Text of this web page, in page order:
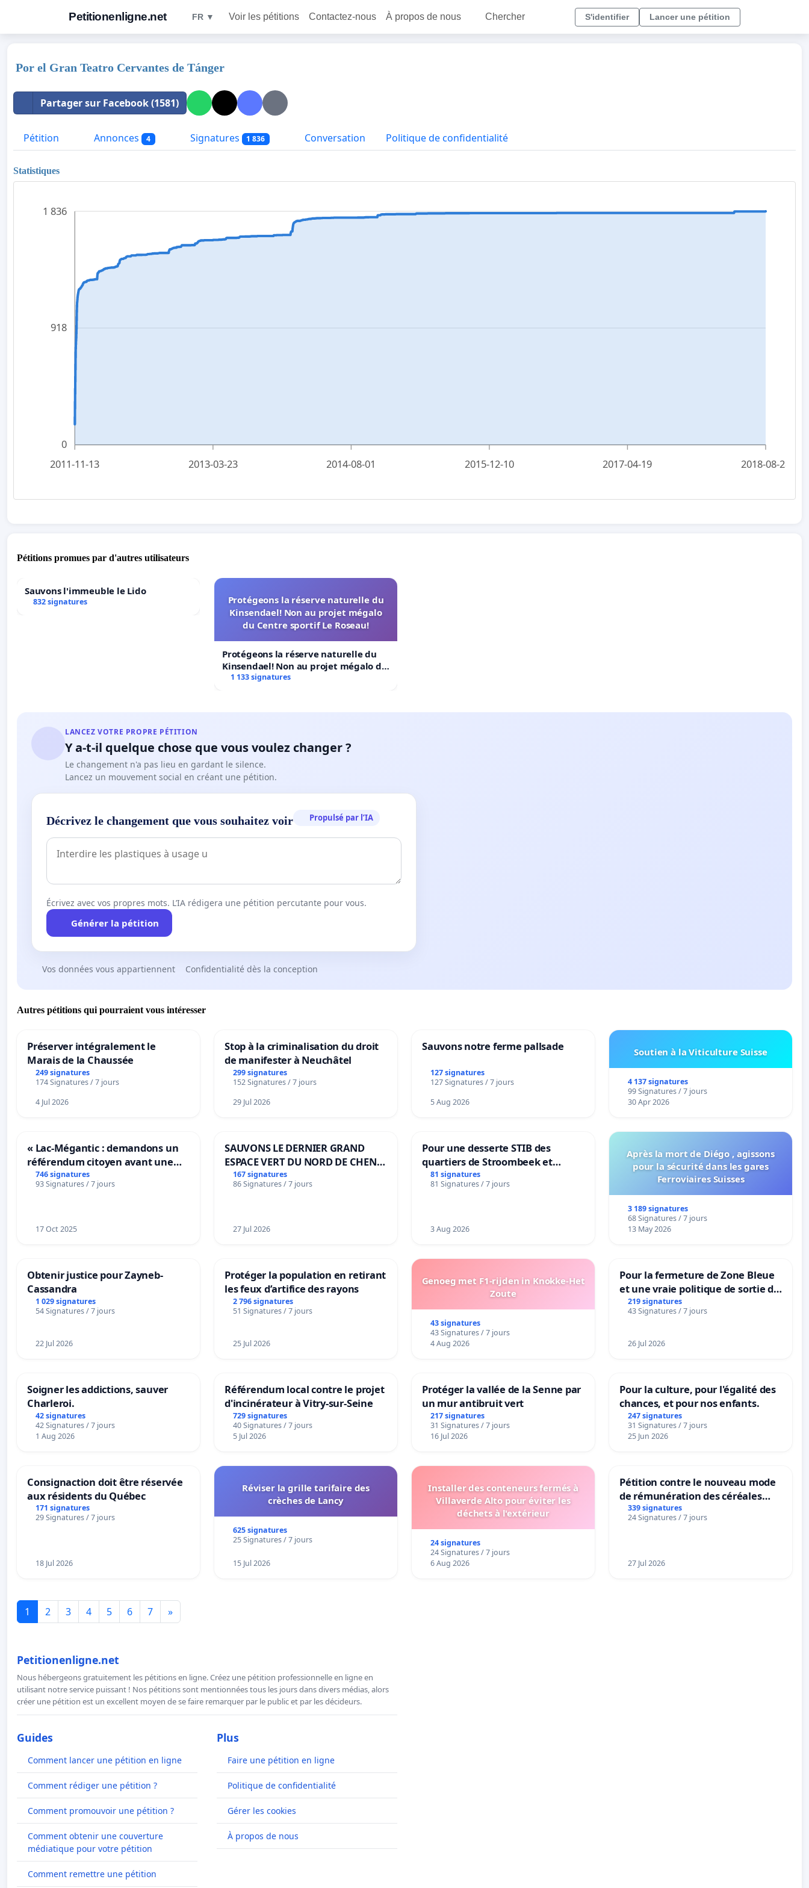
Petitionenligne.net FR ▼ Voir les pétitions Contactez-nous À propos de nous Chercher S'identifier Lancer une pétition
Por el Gran Teatro Cervantes de Tánger
Partager sur Facebook (1581)
Pétition Annonces 4 Signatures 1 836 Conversation Politique de confidentialité
Statistiques
0
918
1 836
2011-11-13 2013-03-23 2014-08-01 2015-12-10 2017-04-19 2018-08-28
Pétitions promues par d'autres utilisateurs
Sauvons l'immeuble le Lido
832 signatures
Protégeons la réserve naturelle du
Kinsendael! Non au projet mégalo
du Centre sportif Le Roseau!
Protégeons la réserve naturelle du
Kinsendael! Non au projet mégalo du
Centre sportif Le Roseau!
1 133 signatures
LANCEZ VOTRE PROPRE PÉTITION
Y a-t-il quelque chose que vous voulez changer ?
Le changement n'a pas lieu en gardant le silence.
Lancez un mouvement social en créant une pétition.
Décrivez le changement que vous souhaitez voir Propulsé par l’IA
Écrivez avec vos propres mots. L’IA rédigera une pétition percutante pour vous.
Générer la pétition
Vos données vous appartiennent Confidentialité dès la conception
Autres pétitions qui pourraient vous intéresser
Préserver intégralement le
Marais de la Chaussée
249 signatures
174 Signatures / 7 jours
4 Jul 2026
Stop à la criminalisation du droit
de manifester à Neuchâtel
299 signatures
152 Signatures / 7 jours
29 Jul 2026
Sauvons notre ferme pallsade
127 signatures
127 Signatures / 7 jours
5 Aug 2026
Soutien à la Viticulture Suisse
4 137 signatures
99 Signatures / 7 jours
30 Apr 2026
« Lac-Mégantic : demandons un
référendum citoyen avant une
transformation irréversible de
notre territoire »
746 signatures
93 Signatures / 7 jours
17 Oct 2025
SAUVONS LE DERNIER GRAND
ESPACE VERT DU NORD DE CHENE-
BOUGERIES
167 signatures
86 Signatures / 7 jours
27 Jul 2026
Pour une desserte STIB des
quartiers de Stroombeek et
Beauval - Voor een MIVB-
bediening van de wijken
81 signatures
81 Signatures / 7 jours
3 Aug 2026
Après la mort de Diégo , agissons
pour la sécurité dans les gares
Ferroviaires Suisses
3 189 signatures
68 Signatures / 7 jours
13 May 2026
Obtenir justice pour Zayneb-
Cassandra
1 029 signatures
54 Signatures / 7 jours
22 Jul 2026
Protéger la population en retirant
les feux d’artifice des rayons
2 796 signatures
51 Signatures / 7 jours
25 Jul 2026
Genoeg met F1-rijden in Knokke-Het
Zoute
43 signatures
43 Signatures / 7 jours
4 Aug 2026
Pour la fermeture de Zone Bleue
et une vraie politique de sortie de
la dépendance
219 signatures
43 Signatures / 7 jours
26 Jul 2026
Soigner les addictions, sauver
Charleroi.
42 signatures
42 Signatures / 7 jours
1 Aug 2026
Référendum local contre le projet
d'incinérateur à Vitry-sur-Seine
729 signatures
40 Signatures / 7 jours
5 Jul 2026
Protéger la vallée de la Senne par
un mur antibruit vert
217 signatures
31 Signatures / 7 jours
16 Jul 2026
Pour la culture, pour l'égalité des
chances, et pour nos enfants.
247 signatures
31 Signatures / 7 jours
25 Jun 2026
Consignaction doit être réservée
aux résidents du Québec
171 signatures
29 Signatures / 7 jours
18 Jul 2026
Réviser la grille tarifaire des
crèches de Lancy
625 signatures
25 Signatures / 7 jours
15 Jul 2026
Installer des conteneurs fermés à
Villaverde Alto pour éviter les
déchets à l'extérieur
24 signatures
24 Signatures / 7 jours
6 Aug 2026
Pétition contre le nouveau mode
de rémunération des céréales
panifiables de Swiss granum basé
sur la teneur en protéines
339 signatures
24 Signatures / 7 jours
27 Jul 2026
1 2 3 4 5 6 7 »
Petitionenligne.net
Nous hébergeons gratuitement les pétitions en ligne. Créez une pétition professionnelle en ligne en
utilisant notre service puissant ! Nos pétitions sont mentionnées tous les jours dans divers médias, alors
créer une pétition est un excellent moyen de se faire remarquer par le public et par les décideurs.
Guides
Comment lancer une pétition en ligne
Comment rédiger une pétition ?
Comment promouvoir une pétition ?
Comment obtenir une couverture
médiatique pour votre pétition
Comment remettre une pétition
Plus
Faire une pétition en ligne
Politique de confidentialité
Gérer les cookies
À propos de nous